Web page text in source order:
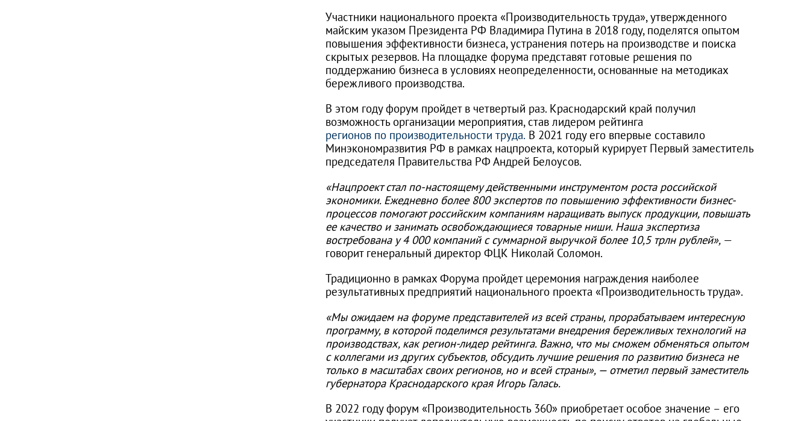
Участники национального проекта «Производительность труда», утвержденного
майским указом Президента РФ Владимира Путина в 2018 году, поделятся опытом
повышения эффективности бизнеса, устранения потерь на производстве и поиска
скрытых резервов. На площадке форума представят готовые решения по
поддержанию бизнеса в условиях неопределенности, основанные на методиках
бережливого производства.
В этом году форум пройдет в четвертый раз. Краснодарский край получил
возможность организации мероприятия, став лидером рейтинга
регионов по производительности труда. В 2021 году его впервые составило
Минэкономразвития РФ в рамках нацпроекта, который курирует Первый заместитель
председателя Правительства РФ Андрей Белоусов.
«Нацпроект стал по-настоящему действенными инструментом роста российской
экономики. Ежедневно более 800 экспертов по повышению эффективности бизнес-
процессов помогают российским компаниям наращивать выпуск продукции, повышать
ее качество и занимать освобождающиеся товарные ниши. Наша экспертиза
востребована у 4 000 компаний с суммарной выручкой более 10,5 трлн рублей», —
говорит генеральный директор ФЦК Николай Соломон.
Традиционно в рамках Форума пройдет церемония награждения наиболее
результативных предприятий национального проекта «Производительность труда».
«Мы ожидаем на форуме представителей из всей страны, прорабатываем интересную
программу, в которой поделимся результатами внедрения бережливых технологий на
производствах, как регион-лидер рейтинга. Важно, что мы сможем обменяться опытом
с коллегами из других субъектов, обсудить лучшие решения по развитию бизнеса не
только в масштабах своих регионов, но и всей страны», — отметил первый заместитель
губернатора Краснодарского края Игорь Галась.
В 2022 году форум «Производительность 360» приобретает особое значение – его